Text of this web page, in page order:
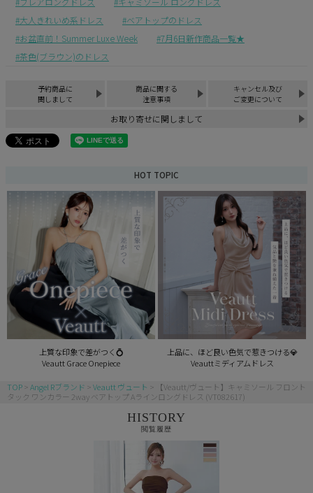
大人きれいめ系ドレス
ベアトップのドレス
お盆直前！Summer Luxe Week
7月6日新作商品一覧★
茶色(ブラウン)のドレス
予約商品に
関しまして
商品に関する
注意事項
キャンセル及び
ご変更について
お取り寄せに関しまして
HOT TOPIC
上質な印象で差がつく💍
Veautt Grace Onepiece
上品に、ほど良い色気で惹きつける💎
Veauttミディアムドレス
TOP Angel Rブランド Veautt ヴュート
【Veautt/ヴュート】キャミソール フロント
タック ワンカラー 2way ベアトップ Aラインロングドレス (VT082617)
HISTORY
閲覧履歴